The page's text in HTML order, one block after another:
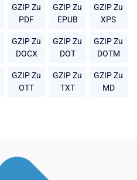
GZIP Zu
PDF
GZIP Zu
EPUB
GZIP Zu
XPS
GZIP Zu
DOCX
GZIP Zu
DOT
GZIP Zu
DOTM
GZIP Zu
OTT
GZIP Zu
TXT
GZIP Zu
MD